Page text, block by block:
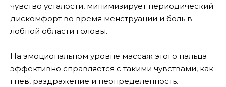
чувство усталости, минимизирует периодический
дискомфорт во время менструации и боль в
лобной области головы.
На эмоциональном уровне массаж этого пальца
эффективно справляется с такими чувствами, как
гнев, раздражение и неопределенность.